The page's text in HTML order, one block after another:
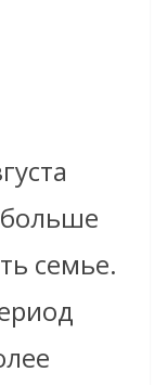
семье.